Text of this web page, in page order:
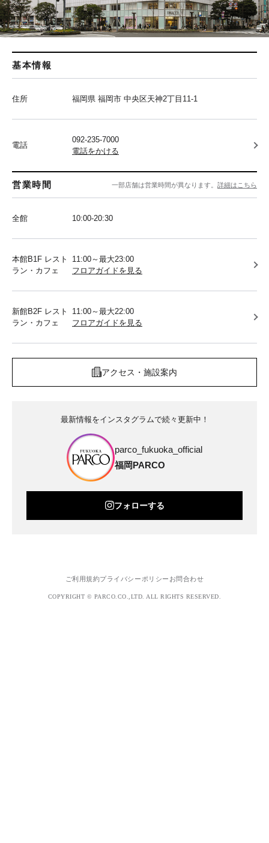
基本情報
住所 福岡県 福岡市 中央区天神2丁目11-1
電話
092-235-7000
電話をかける
営業時間 一部店舗は営業時間が異なります。 詳細はこちら
全館 10:00-20:30
本館B1F レスト
ラン・カフェ
11:00～最大23:00
フロアガイドを見る
新館B2F レスト
ラン・カフェ
11:00～最大22:00
フロアガイドを見る
アクセス・施設案内
最新情報をインスタグラムで続々更新中！
parco_fukuoka_official
福岡PARCO
フォローする
ご利用規約プライバシーポリシー お問合わせ
COPYRIGHT © PARCO.CO.,LTD. ALL RIGHTS RESERVED.